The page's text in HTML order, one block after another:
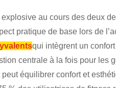
au cours des deux
pratique de base lors de
qui intègrent un
centrale à la fois pour les
équilibrer confort et